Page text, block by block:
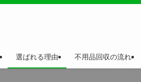
選ばれる理由 不用品回収の流れ